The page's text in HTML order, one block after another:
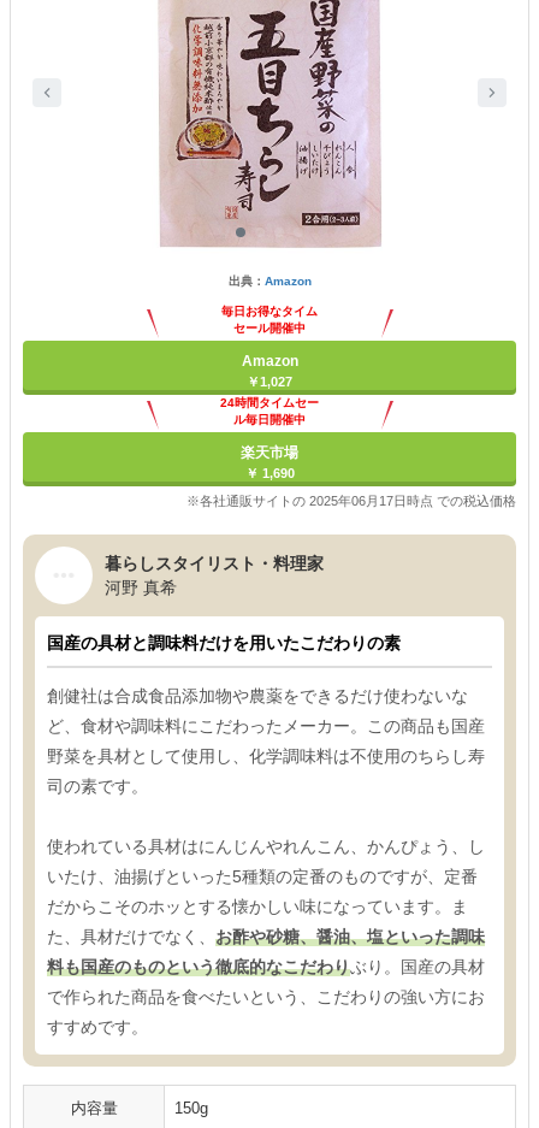
出典： Amazon
毎日お得なタイム
セール開催中
Amazon
￥1,027
24時間タイムセー
ル毎日開催中
楽天市場
￥ 1,690
※各社通販サイトの 2025年06月17日時点 での税込価格
暮らしスタイリスト・料理家
河野 真希
国産の具材と調味料だけを用いたこだわりの素
創健社は合成食品添加物や農薬をできるだけ使わないな
ど、食材や調味料にこだわったメーカー。この商品も国産
野菜を具材として使用し、化学調味料は不使用のちらし寿
司の素です。
使われている具材はにんじんやれんこん、かんぴょう、し
いたけ、油揚げといった5種類の定番のものですが、定番
だからこそのホッとする懐かしい味になっています。ま
た、具材だけでなく、 お酢や砂糖、醤油、塩といった調味
料も国産のものという徹底的なこだわりぶり。国産の具材
で作られた商品を食べたいという、こだわりの強い方にお
すすめです。
内容量 150g